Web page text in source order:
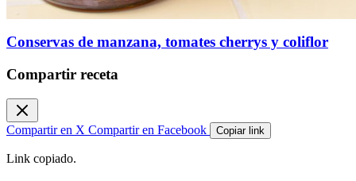
Conservas de manzana, tomates cherrys y coliflor
Compartir receta
Compartir en X Compartir en Facebook Copiar link
Link copiado.